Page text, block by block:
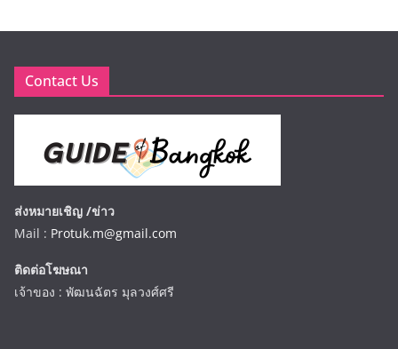
Contact Us
ส่งหมายเชิญ /ข่าว
Mail : Protuk.m@gmail.com
ติดต่อโฆษณา
เจ้าของ : พัฒนฉัตร มุลวงศ์ศรี